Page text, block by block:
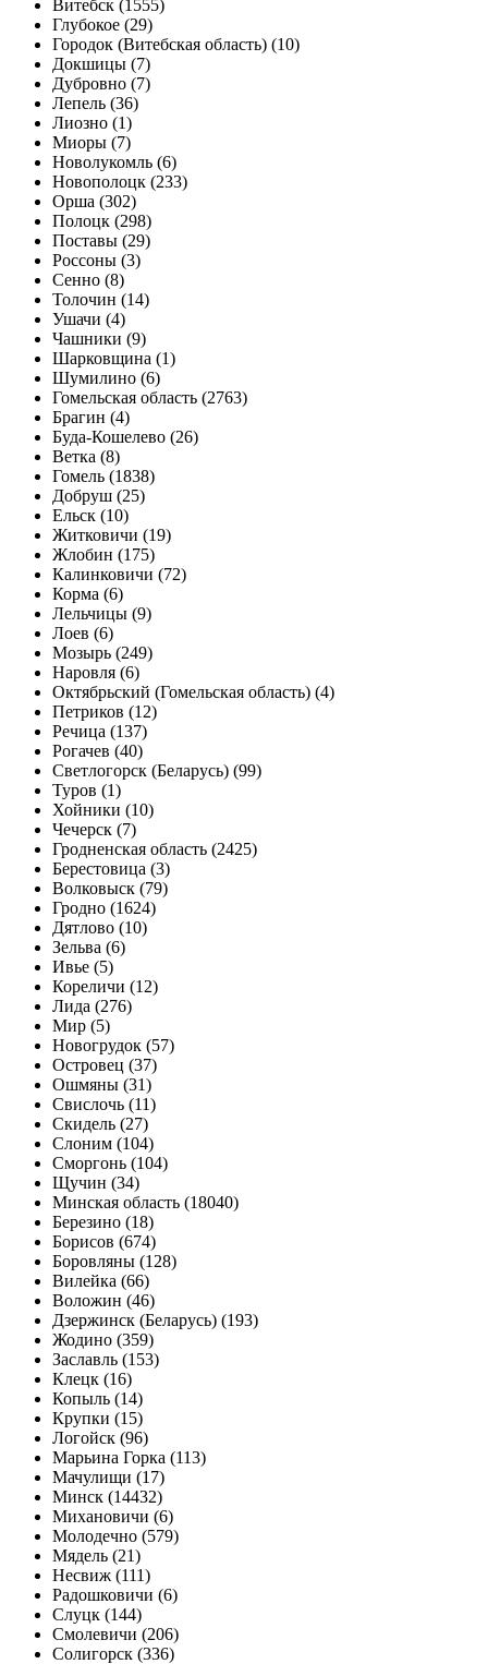
Витебск (1555)
Глубокое (29)
Городок (Витебская область) (10)
Докшицы (7)
Дубровно (7)
Лепель (36)
Лиозно (1)
Миоры (7)
Новолукомль (6)
Новополоцк (233)
Орша (302)
Полоцк (298)
Поставы (29)
Россоны (3)
Сенно (8)
Толочин (14)
Ушачи (4)
Чашники (9)
Шарковщина (1)
Шумилино (6)
Гомельская область (2763)
Брагин (4)
Буда-Кошелево (26)
Ветка (8)
Гомель (1838)
Добруш (25)
Ельск (10)
Житковичи (19)
Жлобин (175)
Калинковичи (72)
Корма (6)
Лельчицы (9)
Лоев (6)
Мозырь (249)
Наровля (6)
Октябрьский (Гомельская область) (4)
Петриков (12)
Речица (137)
Рогачев (40)
Светлогорск (Беларусь) (99)
Туров (1)
Хойники (10)
Чечерск (7)
Гродненская область (2425)
Берестовица (3)
Волковыск (79)
Гродно (1624)
Дятлово (10)
Зельва (6)
Ивье (5)
Кореличи (12)
Лида (276)
Мир (5)
Новогрудок (57)
Островец (37)
Ошмяны (31)
Свислочь (11)
Скидель (27)
Слоним (104)
Сморгонь (104)
Щучин (34)
Минская область (18040)
Березино (18)
Борисов (674)
Боровляны (128)
Вилейка (66)
Воложин (46)
Дзержинск (Беларусь) (193)
Жодино (359)
Заславль (153)
Клецк (16)
Копыль (14)
Крупки (15)
Логойск (96)
Марьина Горка (113)
Мачулищи (17)
Минск (14432)
Михановичи (6)
Молодечно (579)
Мядель (21)
Несвиж (111)
Радошковичи (6)
Слуцк (144)
Смолевичи (206)
Солигорск (336)